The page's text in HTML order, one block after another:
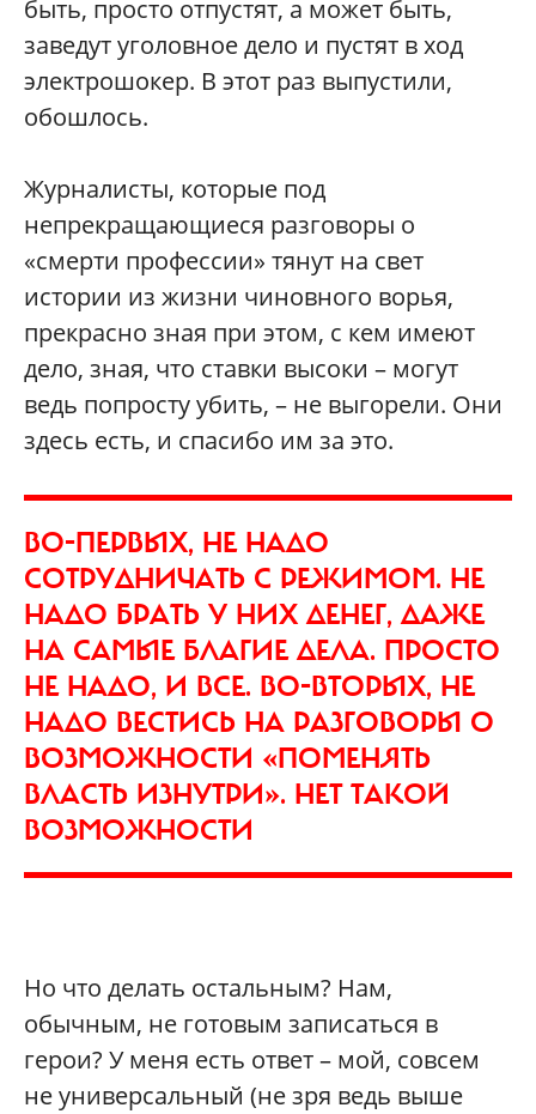
быть, просто отпустят, а может быть,
заведут уголовное дело и пустят в ход
электрошокер. В этот раз выпустили,
обошлось.
Журналисты, которые под
непрекращающиеся разговоры о
«смерти профессии» тянут на свет
истории из жизни чиновного ворья,
прекрасно зная при этом, с кем имеют
дело, зная, что ставки высоки – могут
ведь попросту убить, – не выгорели. Они
здесь есть, и спасибо им за это.
ВО-ПЕРВЫХ, НЕ НАДО
СОТРУДНИЧАТЬ С РЕЖИМОМ. НЕ
НАДО БРАТЬ У НИХ ДЕНЕГ, ДАЖЕ
НА САМЫЕ БЛАГИЕ ДЕЛА. ПРОСТО
НЕ НАДО, И ВСЕ. ВО-ВТОРЫХ, НЕ
НАДО ВЕСТИСЬ НА РАЗГОВОРЫ О
ВОЗМОЖНОСТИ «ПОМЕНЯТЬ
ВЛАСТЬ ИЗНУТРИ». НЕТ ТАКОЙ
ВОЗМОЖНОСТИ
Но что делать остальным? Нам,
обычным, не готовым записаться в
герои? У меня есть ответ – мой, совсем
не универсальный (не зря ведь выше